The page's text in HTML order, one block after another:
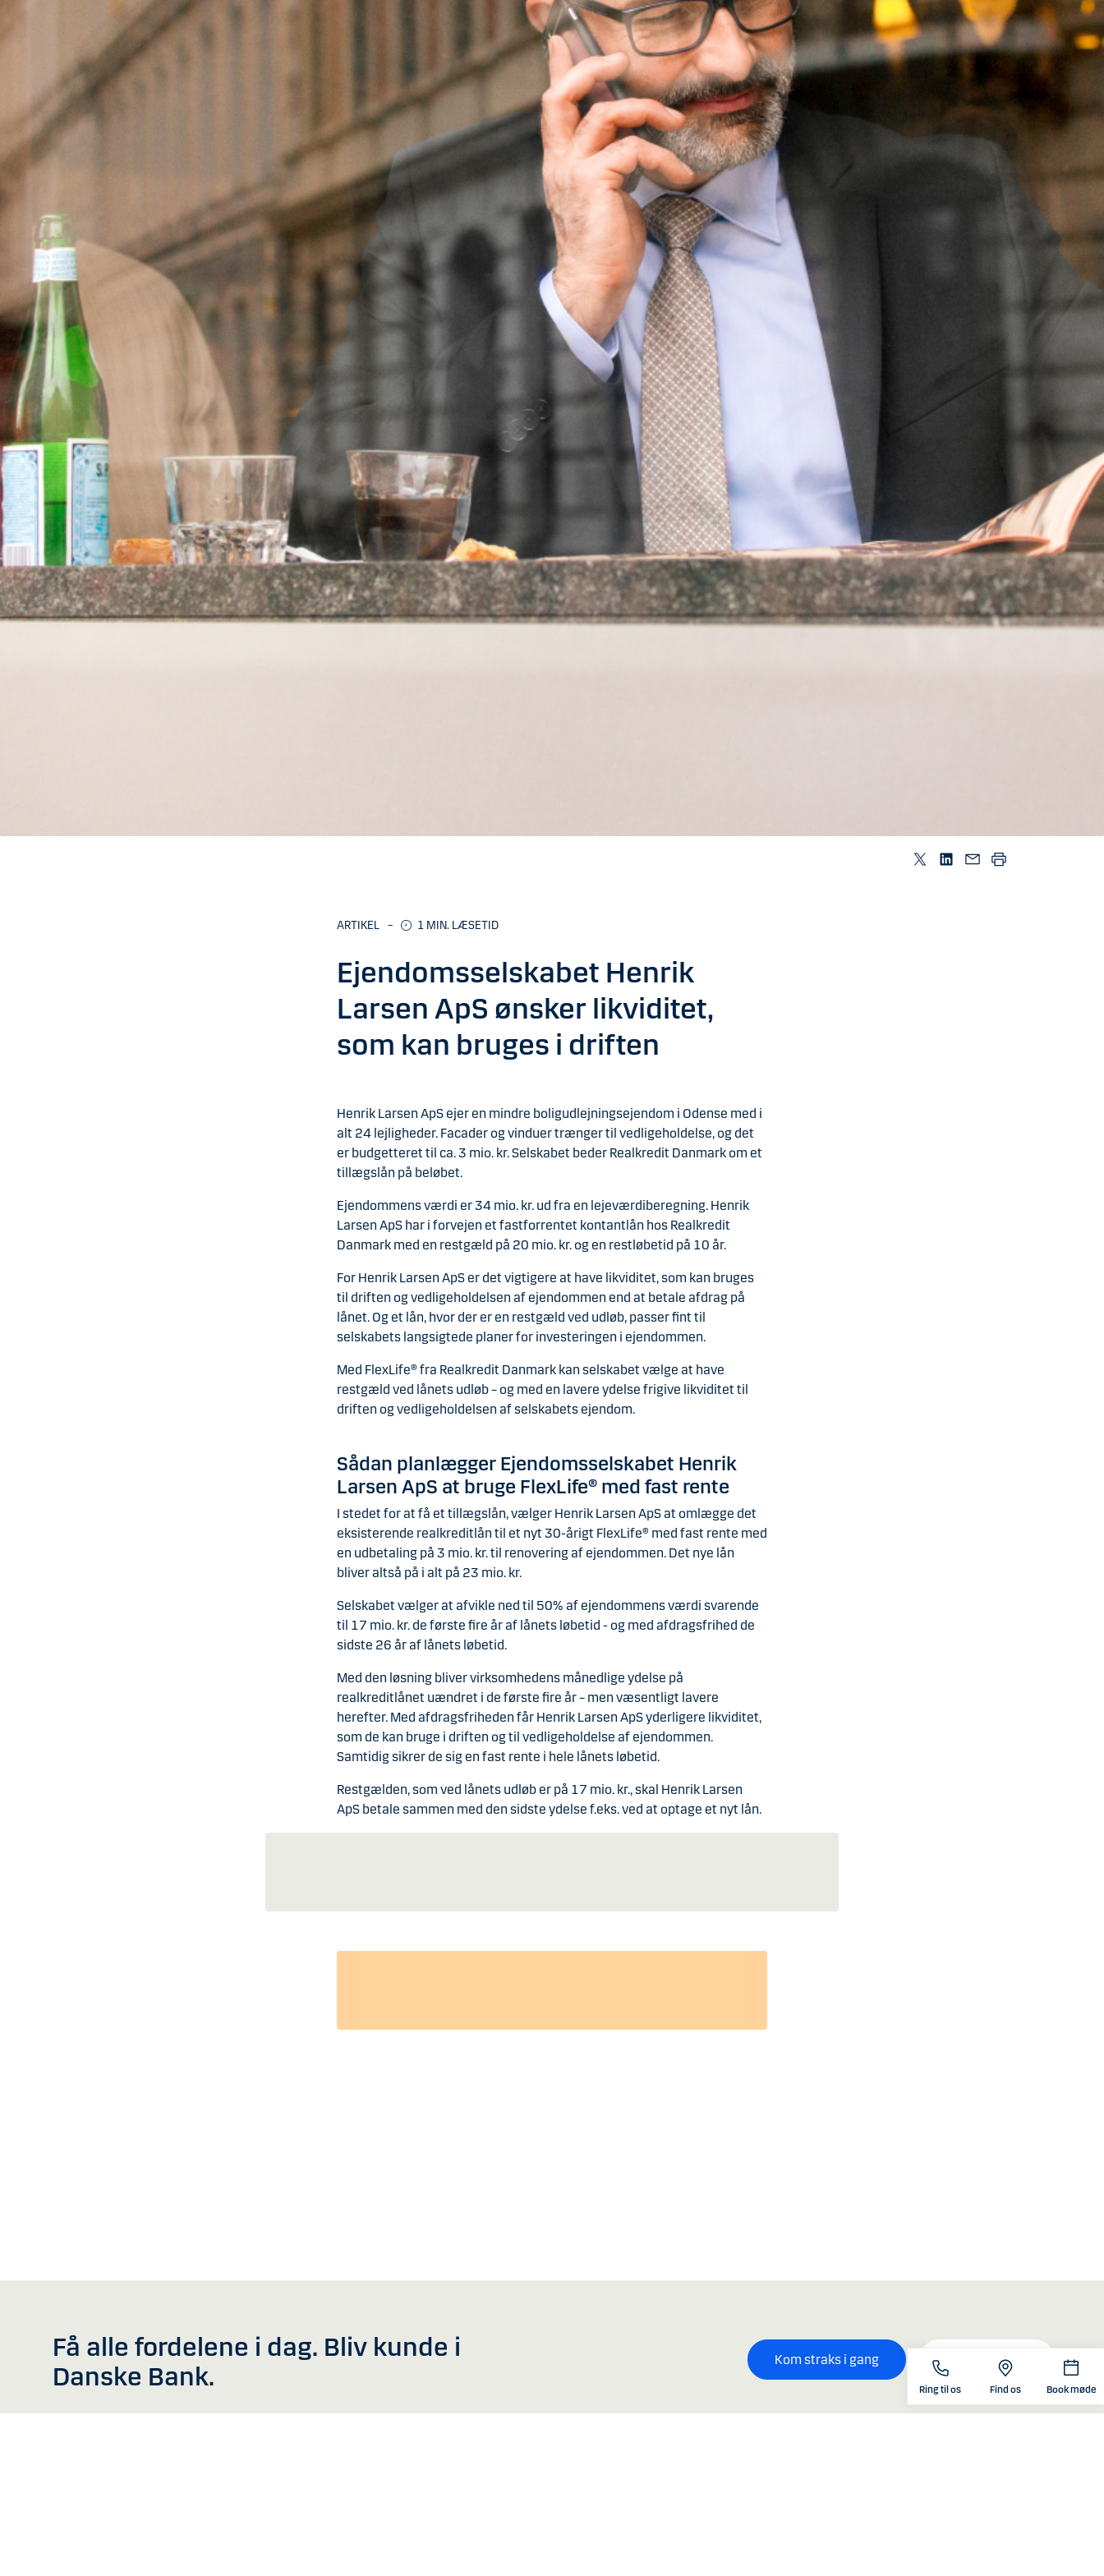
ARTIKEL – 1 MIN. LÆSETID
Ejendomsselskabet Henrik
Larsen ApS ønsker likviditet,
som kan bruges i driften
Henrik Larsen ApS ejer en mindre boligudlejningsejendom i Odense med i
alt 24 lejligheder. Facader og vinduer trænger til vedligeholdelse, og det
er budgetteret til ca. 3 mio. kr. Selskabet beder Realkredit Danmark om et
tillægslån på beløbet.
Ejendommens værdi er 34 mio. kr. ud fra en lejeværdiberegning. Henrik
Larsen ApS har i forvejen et fastforrentet kontantlån hos Realkredit
Danmark med en restgæld på 20 mio. kr. og en restløbetid på 10 år.
For Henrik Larsen ApS er det vigtigere at have likviditet, som kan bruges
til driften og vedligeholdelsen af ejendommen end at betale afdrag på
lånet. Og et lån, hvor der er en restgæld ved udløb, passer fint til
selskabets langsigtede planer for investeringen i ejendommen.
Med FlexLife® fra Realkredit Danmark kan selskabet vælge at have
restgæld ved lånets udløb – og med en lavere ydelse frigive likviditet til
driften og vedligeholdelsen af selskabets ejendom.
Sådan planlægger Ejendomsselskabet Henrik
Larsen ApS at bruge FlexLife® med fast rente
I stedet for at få et tillægslån, vælger Henrik Larsen ApS at omlægge det
eksisterende realkreditlån til et nyt 30-årigt FlexLife® med fast rente med
en udbetaling på 3 mio. kr. til renovering af ejendommen. Det nye lån
bliver altså på i alt på 23 mio. kr.
Selskabet vælger at afvikle ned til 50% af ejendommens værdi svarende
til 17 mio. kr. de første fire år af lånets løbetid - og med afdragsfrihed de
sidste 26 år af lånets løbetid.
Med den løsning bliver virksomhedens månedlige ydelse på
realkreditlånet uændret i de første fire år – men væsentligt lavere
herefter. Med afdragsfriheden får Henrik Larsen ApS yderligere likviditet,
som de kan bruge i driften og til vedligeholdelse af ejendommen.
Samtidig sikrer de sig en fast rente i hele lånets løbetid.
Restgælden, som ved lånets udløb er på 17 mio. kr., skal Henrik Larsen
ApS betale sammen med den sidste ydelse f.eks. ved at optage et nyt lån.
Få alle fordelene i dag. Bliv kunde i
Danske Bank.
Kom straks i gang Bliv kontaktet
Ring til os Find os Book møde